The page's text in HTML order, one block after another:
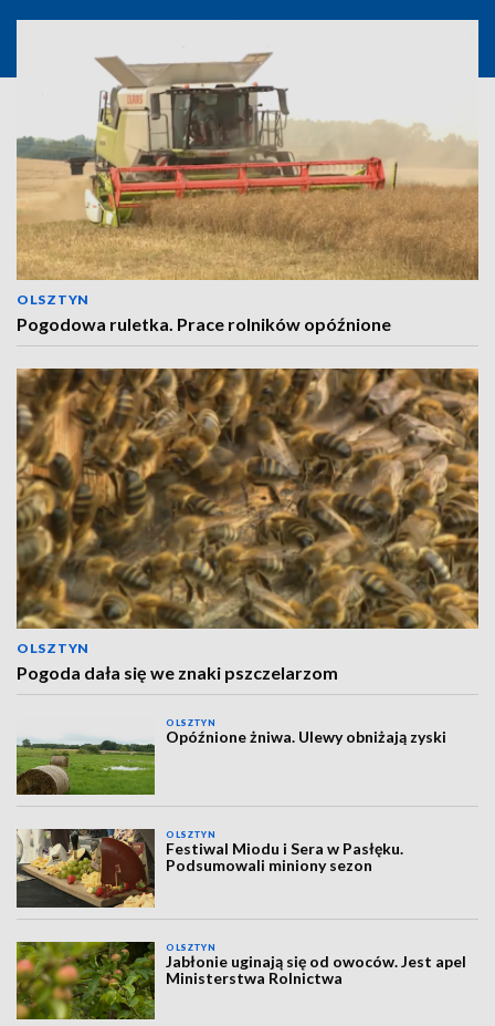
OLSZTYN
Pogodowa ruletka. Prace rolników opóźnione
OLSZTYN
Pogoda dała się we znaki pszczelarzom
OLSZTYN
Opóźnione żniwa. Ulewy obniżają zyski
OLSZTYN
Festiwal Miodu i Sera w Pasłęku.
Podsumowali miniony sezon
OLSZTYN
Jabłonie uginają się od owoców. Jest apel
Ministerstwa Rolnictwa